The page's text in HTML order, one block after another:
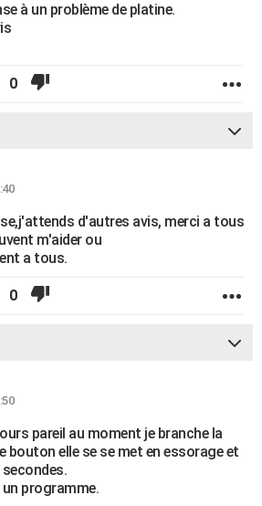
à un problème de platine.
0
d'autres avis, merci a tous
m'aider ou
a tous.
0
pareil au moment je branche la
bouton elle se se met en essorage et
programme.